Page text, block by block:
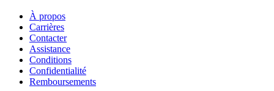
À propos
Carrières
Contacter
Assistance
Conditions
Confidentialité
Remboursements